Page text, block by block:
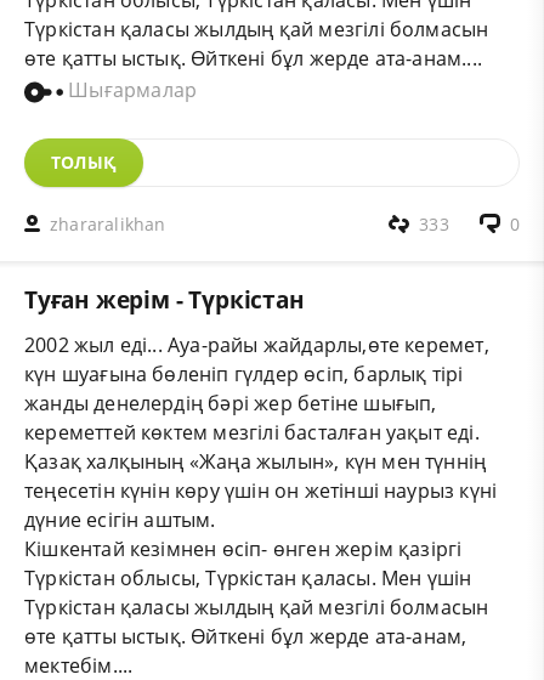
Түркістан қаласы жылдың қай мезгілі болмасын
өте қатты ыстық. Өйткені бұл жерде ата-анам....
Шығармалар
ТОЛЫҚ
zhararalikhan 0
333
Туған жерім - Түркістан
2002 жыл еді... Ауа-райы жайдарлы,өте керемет,
күн шуағына бөленіп гүлдер өсіп, барлық тірі
жанды денелердің бәрі жер бетіне шығып,
кереметтей көктем мезгілі басталған уақыт еді.
Қазақ халқының «Жаңа жылын», күн мен түннің
теңесетін күнін көру үшін он жетінші наурыз күні
дүние есігін аштым.
Кішкентай кезімнен өсіп- өнген жерім қазіргі
Түркістан облысы, Түркістан қаласы. Мен үшін
Түркістан қаласы жылдың қай мезгілі болмасын
өте қатты ыстық. Өйткені бұл жерде ата-анам,
мектебім....